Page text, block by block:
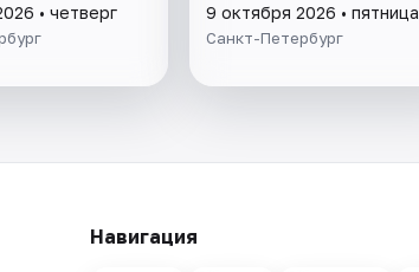
• четверг 9 октября 2026 • пятница
Санкт-Петербург
Навигация